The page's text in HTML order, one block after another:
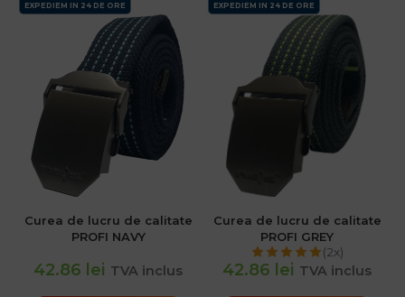
EXPEDIEM IN 24 DE ORE
Curea de lucru de calitate
PROFI NAVY
42.86 lei TVA inclus
EXPEDIEM IN 24 DE ORE
Curea de lucru de calitate
PROFI GREY
(2x)
42.86 lei TVA inclus